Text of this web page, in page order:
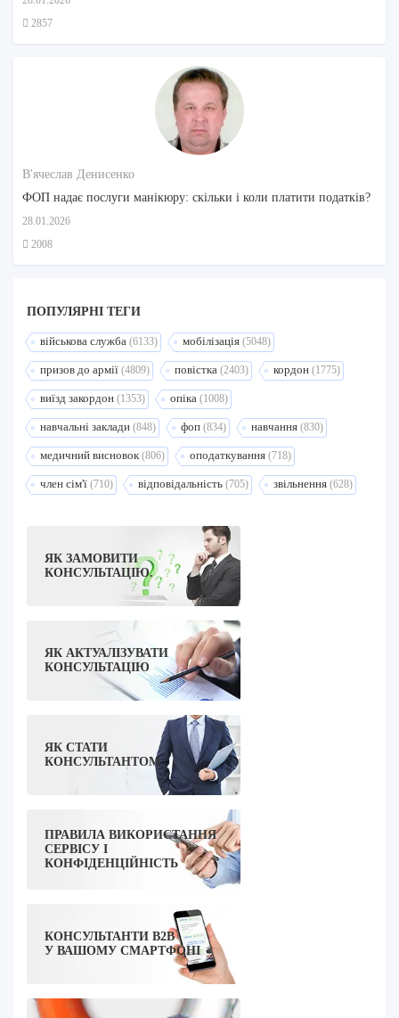
ПОПУЛЯРНI ТЕГИ
військова служба (6133) мобілізація (5048)
призов до армії (4809) повістка (2403) кордон (1775)
виїзд закордон (1353) опіка (1008)
навчальні заклади (848) фоп (834) навчання (830)
медичний висновок(806) оподаткування (718)
член сім'ї (710) відповідальність (705) звільнення (628)
ЯК ЗАМОВИТИ
КОНСУЛЬТАЦІЮ.
ЯК АКТУАЛІЗУВАТИ
КОНСУЛЬТАЦІЮ
ЯК СТАТИ
КОНСУЛЬТАНТОМ
ПРАВИЛА ВИКОРИСТАННЯ
СЕРВІСУ І
КОНФІДЕНЦІЙНІСТЬ
КОНСУЛЬТАНТИ B2B
У ВАШОМУ СМАРТФОНІ
2857
В'ячеслав Денисенко
ФОП надає послуги манікюру: скільки і коли платити податків?
28.01.2026
2008